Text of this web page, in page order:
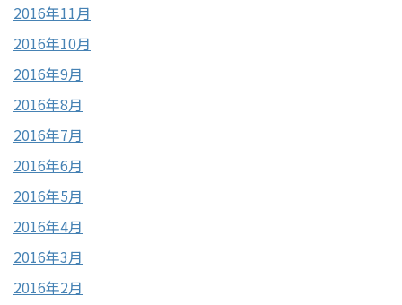
2016年11月
2016年10月
2016年9月
2016年8月
2016年7月
2016年6月
2016年5月
2016年4月
2016年3月
2016年2月